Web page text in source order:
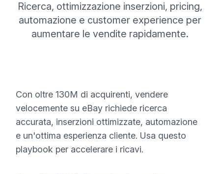
Ricerca, ottimizzazione inserzioni, pricing,
automazione e customer experience per
aumentare le vendite rapidamente.
Con oltre 130M di acquirenti, vendere
velocemente su eBay richiede ricerca
accurata, inserzioni ottimizzate, automazione
e un'ottima esperienza cliente. Usa questo
playbook per accelerare i ricavi.